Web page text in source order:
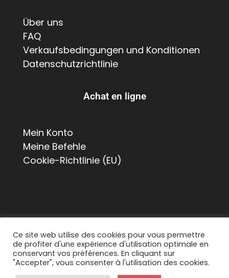
Über uns
FAQ
Verkaufsbedingungen und Konditionen
Datenschutzrichtlinie
Achat en ligne
Mein Konto
Meine Befehle
Cookie-Richtlinie (EU)
© 2026 Suisse Poulailler MR Sàrl, Chemin de La
Chapelle 8, 1615 Bossonnens
Ce site web utilise des cookies pour vous permettre
de profiter d'une expérience d'utilisation optimale en
conservant vos préférences. En cliquant sur
"Accepter", vous consenter à l'utilisation des cookies.